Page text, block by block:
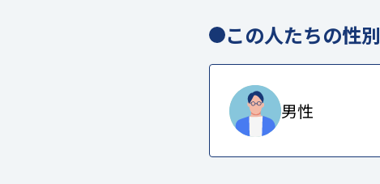
この人たちの性別
男性